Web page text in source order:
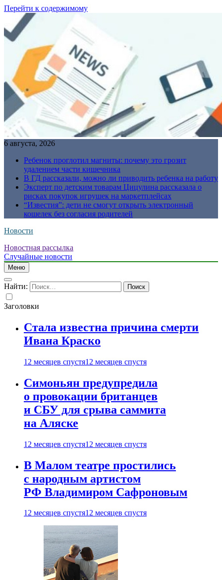
Перейти к содержимому
6 августа, 2026
Ребенок проглотил магниты: почему это грозит
удалением части кишечника
В ГД рассказали, можно ли приводить ребенка на работу
Эксперт по детским товарам Цицулина рассказала о
рисках покупок игрушек на маркетплейсах
“Известия”: дети не смогут открыть электронный
кошелек без согласия родителей
Новости
Новостная рассылка
Случайные новости
Меню
Найти:
Заголовки
Стала известна причина смерти
Ивана Краско
12 месяцев спустя12 месяцев спустя
Симоньян предупредила
о провокации британцев
и СБУ для срыва саммита
на Аляске
12 месяцев спустя12 месяцев спустя
В Малом театре простились
с народным артистом
РФ Владимиром Сафроновым
12 месяцев спустя12 месяцев спустя